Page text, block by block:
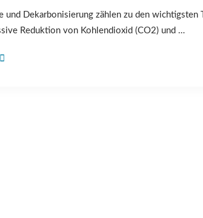
und Dekarbonisierung zählen zu den
Reduktion von Kohlendioxid (CO2) und …